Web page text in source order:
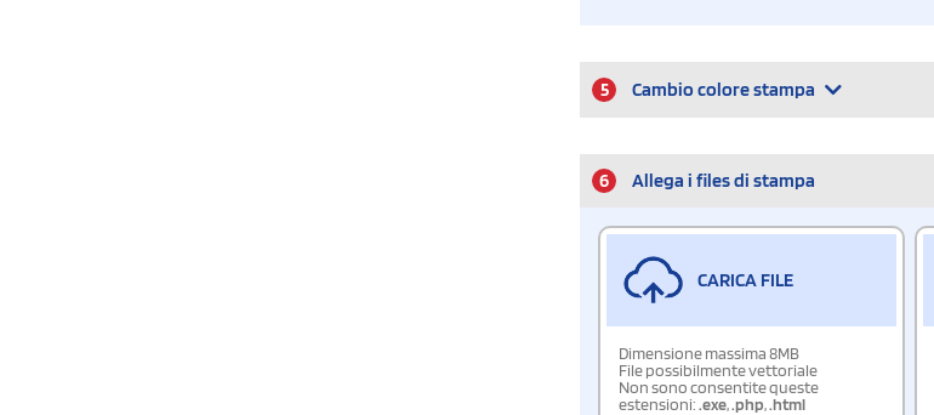
5 Cambio colore stampa
6 Allega i files di stampa
CARICA FILE
Dimensione massima 8MB
File possibilmente vettoriale
Non sono consentite queste
estensioni:.exe,.php,.html